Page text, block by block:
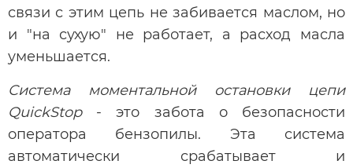
связи с этим цепь не забивается маслом, но
и "на сухую" не работает, а расход масла
уменьшается.
Система моментальной остановки цепи
QuickStop- это забота о безопасности
оператора бензопилы. Эта система
автоматически срабатывает и